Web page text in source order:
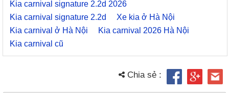
Kia carnival signature 2.2d 2026
Kia carnival signature 2.2d
Xe kia ở Hà Nội
Kia carnival ở Hà Nội
Kia carnival 2026 Hà Nội
Kia carnival cũ
Chia sẻ :